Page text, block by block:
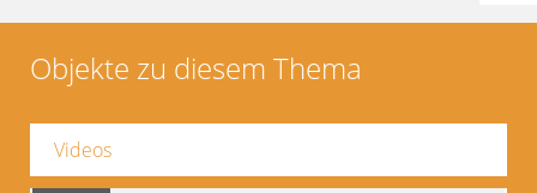
Objekte zu diesem Thema
Videos